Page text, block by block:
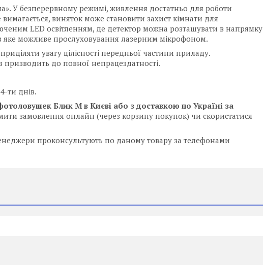
У безперервному режимі, живлення достатньо для роботи
виняток може становити захист кімнати для
LED освітленням, де детектор можна розташувати в напрямку
яке можливе прослуховування лазерним мікрофоном.
увагу цілісності передньої частини приладу.
до повної непрацездатності.
ти днів.
Блик М в Києві або з доставкою по Україні за
замовлення онлайн (через корзину покупок) чи скористатися
проконсультують по даному товару за телефонами